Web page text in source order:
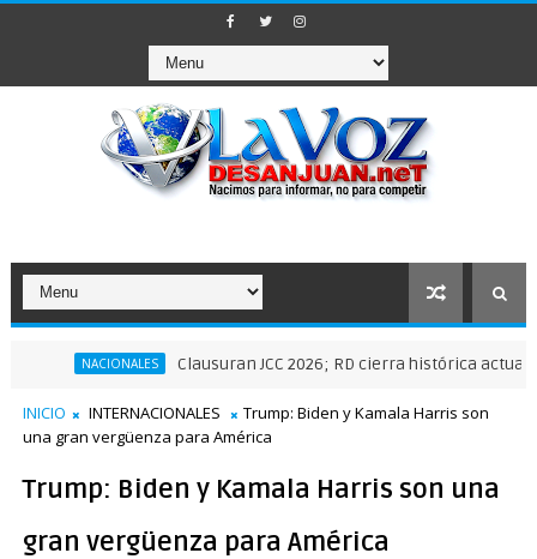
NACIONALES Clausuran JCC 2026; RD cierra histórica actuación
INICIO INTERNACIONALES
Trump: Biden y Kamala Harris son
una gran vergüenza para América
Trump: Biden y Kamala Harris son una
gran vergüenza para América